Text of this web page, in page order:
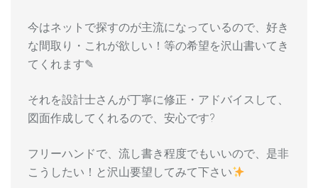
今はネットで探すのが主流になっているので、好き
な間取り・これが欲しい！等の希望を沢山書いてき
てくれます✎
それを設計士さんが丁寧に修正・アドバイスして、
図面作成してくれるので、安心です?
フリーハンドで、流し書き程度でもいいので、是非
こうしたい！と沢山要望してみて下さい